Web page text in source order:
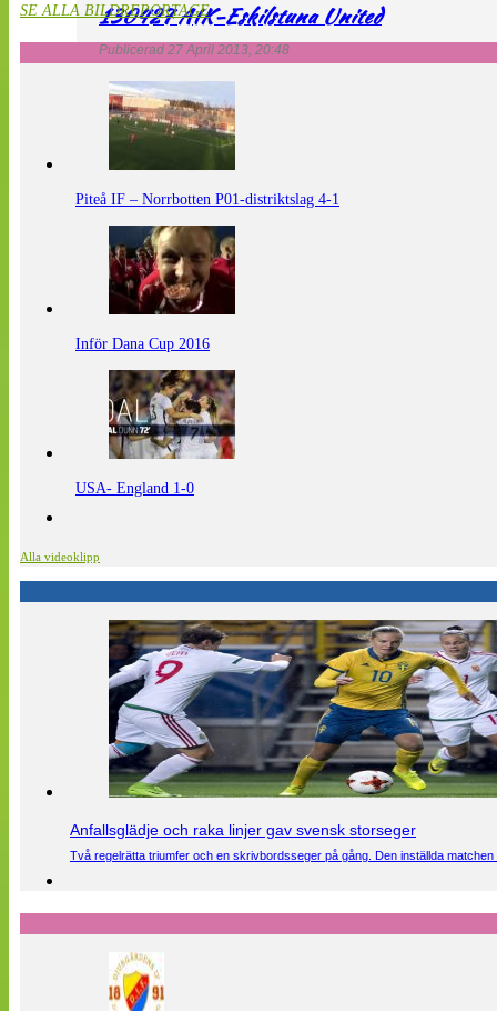
130427 AIK-Eskilstuna United
Publicerad 27 April 2013, 20:48
SE ALLA BILDREPORTAGE
Piteå IF – Norrbotten P01-distriktslag 4-1
Inför Dana Cup 2016
USA- England 1-0
Alla videoklipp
Anfallsglädje och raka linjer gav svensk storseger
Två regelrätta triumfer och en skrivbordsseger på gång. Den inställda